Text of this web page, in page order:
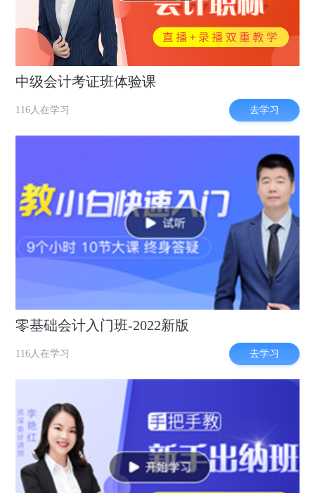
中级会计考证班体验课
116人在学习 去学习
零基础会计入门班-2022新版
116人在学习 去学习